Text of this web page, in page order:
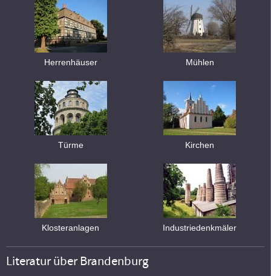
Herrenhäuser Mühlen
Türme Kirchen
Klosteranlagen Industriedenkmäler
Literatur über Brandenburg